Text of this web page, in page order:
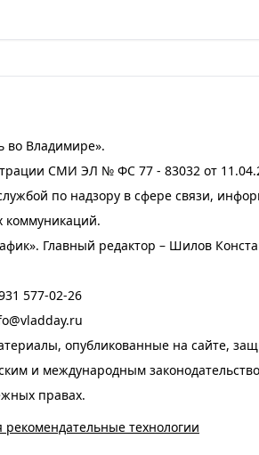
во Владимире».
СМИ ЭЛ № ФС 77 - 83032 от
по надзору в сфере связи,
коммуникаций.
Главный редактор – Шилов
577-02-26
опубликованные на сайте,
и международным
правах.
рекомендательные технологии